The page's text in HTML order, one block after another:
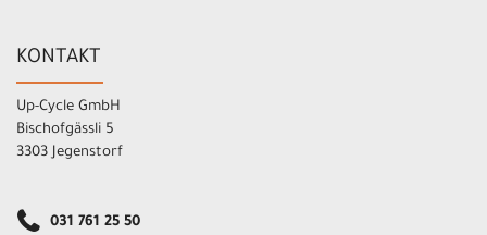
KONTAKT
Up-Cycle GmbH
Bischofgässli 5
3303 Jegenstorf
031 761 25 50